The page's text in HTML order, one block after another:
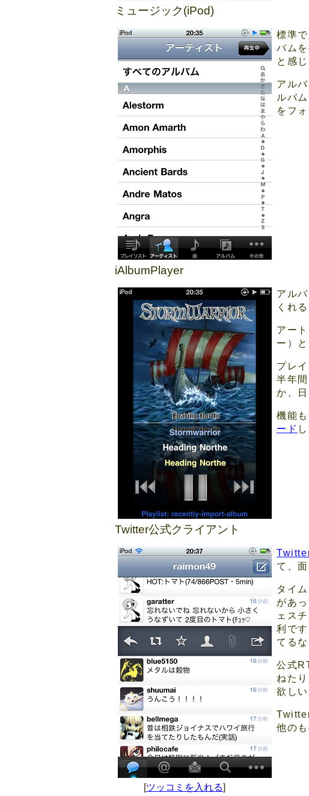
ミュージック(iPod)
標準
バム
と感
アル
ルバ
をフ
iAlbumPlayer
アル
くれ
アー
ー）
プレ
半年
か、
機能
ード
Twitter公式クライアント
て、
タイ
があ
ェス
利で
てる
公式
ねた
欲しい
他の
[ツッコミを入れる]